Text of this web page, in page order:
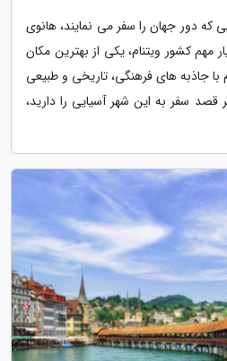
که دور جهان را سفر می نمایند، هانوی
مهم کشور ویتنام، یکی از بهترین مکان
جاذبه های فرهنگی، تاریخی و طبیعی
سفر به این شهر آسیایی را دارید،